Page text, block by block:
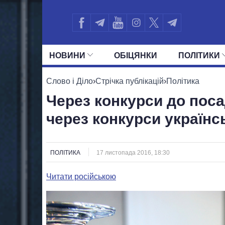
НОВИНИ ОБIЦЯНКИ ПОЛIТИКИ
УСІ ПОЛІТИКИ ПРЕЗИДЕНТ І ОФІС
Слово і Діло›Стрічка публікацій›Політика
Через конкурси до
через конкурси
ПОЛІТИКА 17 листопада 2016, 18:30
Читати російською